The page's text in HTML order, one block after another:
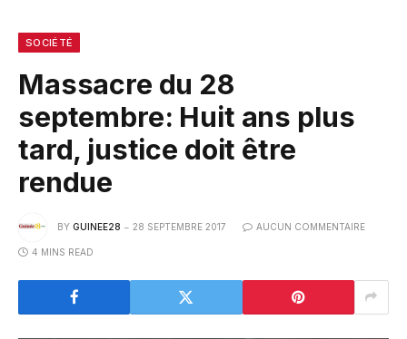
SOCIÉTÉ
Massacre du 28
septembre: Huit ans plus
tard, justice doit être
rendue
BY GUINEE28 28 SEPTEMBRE 2017 AUCUN COMMENTAIRE
4 MINS READ